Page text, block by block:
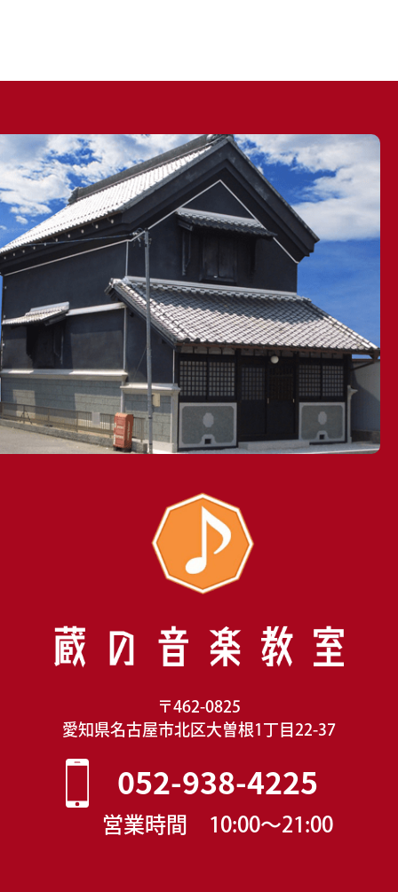
〒462-0825
愛知県名古屋市北区大曽根1丁目22-37
052-938-4225
営業時間 10:00〜21:00